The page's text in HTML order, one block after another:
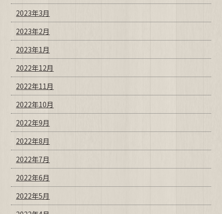
2023年3月
2023年2月
2023年1月
2022年12月
2022年11月
2022年10月
2022年9月
2022年8月
2022年7月
2022年6月
2022年5月